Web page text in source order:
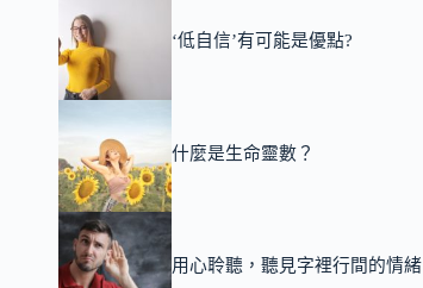
‘低自信’有可能是優點?
什麼是生命靈數？
用心聆聽，聽見字裡行間的情緒